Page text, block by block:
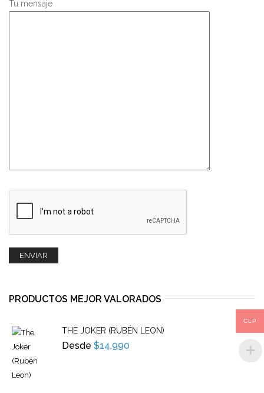
Tu mensaje
PRODUCTOS MEJOR VALORADOS
THE JOKER (RUBÉN LEON)
Desde $14.990
CLP